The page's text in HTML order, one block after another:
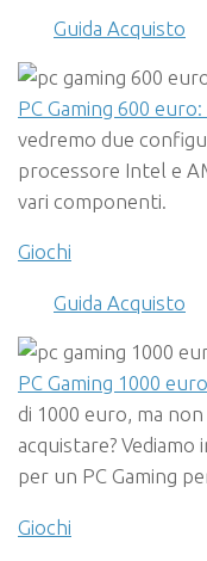
Guida Acquisto
PC Gaming 600
vedremo due
processore Intel e
vari componenti.
Giochi
Guida Acquisto
PC Gaming 1000
di 1000 euro, ma
acquistare?
per un PC Gaming
Giochi